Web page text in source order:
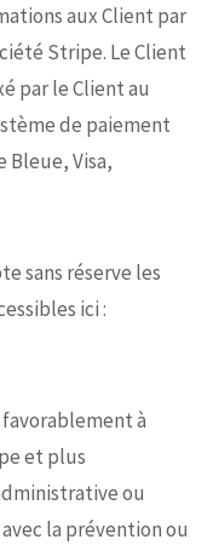
aux Client par
Stripe. Le Client
par le Client au
de paiement
Bleue, Visa,
sans réserve les
ici :
favorablement à
et plus
ou
la prévention ou